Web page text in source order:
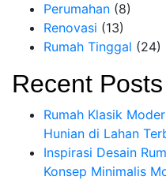
Perumahan (8)
Renovasi (13)
Rumah Tinggal (24)
Recent Posts
Rumah Klasik
Hunian di Lahan
Inspirasi Desain
Konsep Minimalis